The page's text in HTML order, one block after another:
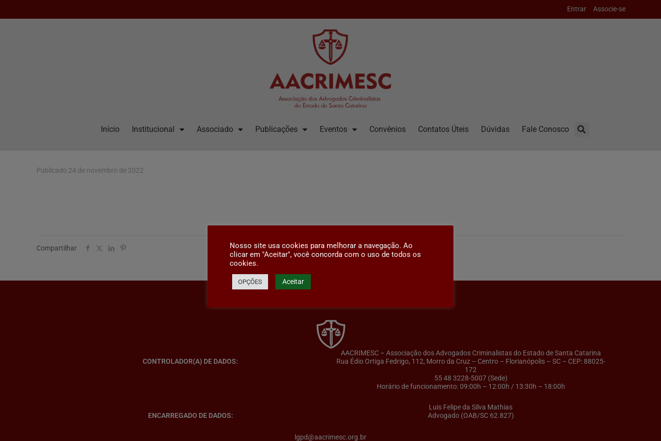
Entrar Associe-se
Início Institucional Associado Publicações Eventos Convênios Contatos Úteis Dúvidas Fale Conosco
Publicado 24 de novembro de 2022
Compartilhar
CONTROLADOR(A) DE DADOS:
AACRIMESC – Associação dos Advogados Criminalistas do Estado de Santa Catarina
Rua Édio Ortiga Fedrigo, 112, Morro da Cruz – Centro – Florianópolis – SC – CEP: 88025-
172
55 48 3228-5007 (Sede)
Horário de funcionamento: 09:00h – 12:00h / 13:30h – 18:00h
ENCARREGADO DE DADOS:
Luis Felipe da Silva Mathias
Advogado (OAB/SC 62.827)
lgpd@aacrimesc.org.br
Nosso site usa cookies para melhorar a navegação. Ao
clicar em "Aceitar", você concorda com o uso de todos os
cookies.
OPÇÕES Aceitar